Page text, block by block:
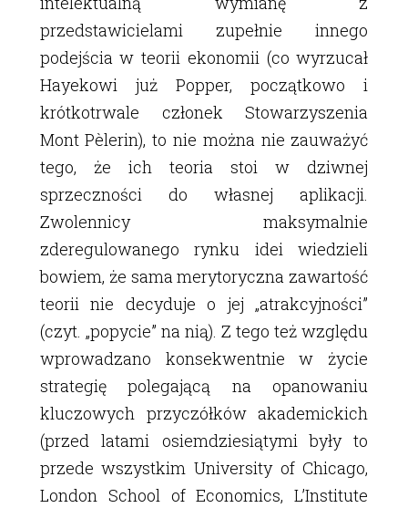
przedstawicielami zupełnie innego
podejścia w teorii ekonomii (co wyrzucał
Hayekowi już Popper, początkowo i
krótkotrwale członek Stowarzyszenia
Mont Pèlerin), to nie można nie zauważyć
tego, że ich teoria stoi w dziwnej
sprzeczności do własnej aplikacji.
Zwolennicy maksymalnie
zderegulowanego rynku idei wiedzieli
bowiem, że sama merytoryczna zawartość
teorii nie decyduje o jej „atrakcyjności”
(czyt. „popycie” na nią). Z tego też względu
wprowadzano konsekwentnie w życie
strategię polegającą na opanowaniu
kluczowych przyczółków akademickich
(przed latami osiemdziesiątymi były to
przede wszystkim University of Chicago,
London School of Economics, L’Institute